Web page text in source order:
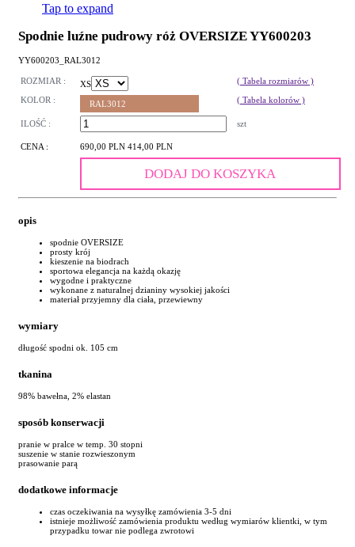
Tap to expand
Spodnie luźne pudrowy róż OVERSIZE YY600203
YY600203_RAL3012
ROZMIAR : XS
( Tabela rozmiarów )
KOLOR :
RAL3012 ( Tabela kolorów )
ILOŚĆ : szt
CENA : 690,00 PLN 414,00 PLN
DODAJ DO KOSZYKA
opis
spodnie OVERSIZE
prosty krój
kieszenie na biodrach
sportowa elegancja na każdą okazję
wygodne i praktyczne
wykonane z naturalnej dzianiny wysokiej jakości
materiał przyjemny dla ciała, przewiewny
wymiary
długość spodni ok. 105 cm
tkanina
98% bawełna, 2% elastan
sposób konserwacji
pranie w pralce w temp. 30 stopni
suszenie w stanie rozwieszonym
prasowanie parą
dodatkowe informacje
czas oczekiwania na wysyłkę zamówienia 3-5 dni
istnieje możliwość zamówienia produktu według wymiarów klientki, w tym
przypadku towar nie podlega zwrotowi